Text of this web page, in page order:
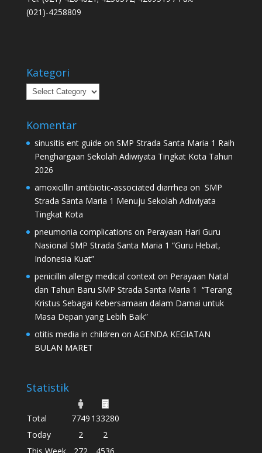
(021)-4258809
Kategori
Kategori
Komentar
sinusitis ent guide on SMP Strada Santa Maria 1 Raih
Penghargaan Sekolah Adiwiyata Tingkat Kota Tahun
2026
amoxicillin antibiotic-associated diarrhea on SMP
Strada Santa Maria 1 Menuju Sekolah Adiwiyata
Tingkat Kota
pneumonia complications on Perayaan Hari Guru
Nasional SMP Strada Santa Maria 1 “Guru Hebat,
Indonesia Kuat”
penicillin allergy medical contexton Perayaan Natal
dan Tahun Baru SMP Strada Santa Maria 1 “Terang
Kristus Sebagai Kebersamaan dalam Damai untuk
Masa Depan yang Lebih Baik”
otitis media in children on AGENDA KEGIATAN
BULAN MARET
Statistik
Total 7749 133280
Today
2
2